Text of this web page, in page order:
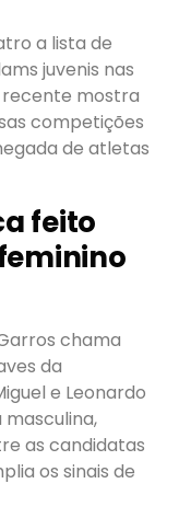
a lista de
juvenis nas
recente mostra
competições
de atletas
feito
chama
da
e Leonardo
as candidatas
os sinais de